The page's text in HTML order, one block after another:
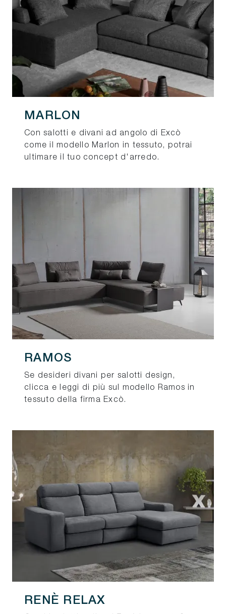
MARLON
Con salotti e divani ad angolo di Excò
come il modello Marlon in tessuto, potrai
ultimare il tuo concept d'arredo.
RAMOS
Se desideri divani per salotti design,
clicca e leggi di più sul modello Ramos in
tessuto della firma Excò.
RENÈ RELAX